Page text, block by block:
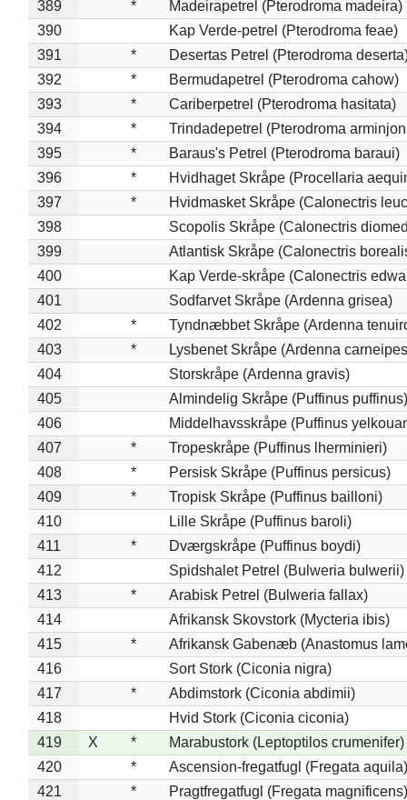
389
*
Madeirapetrel (Pterodroma madeira)
390
Kap Verde-petrel (Pterodroma feae)
391
*
Desertas Petrel (Pterodroma
392
*
Bermudapetrel (Pterodroma cahow)
393
*
Cariberpetrel (Pterodroma hasitata)
394
*
Trindadepetrel (Pterodroma
395
*
Baraus's Petrel (Pterodroma baraui)
396
*
Hvidhaget Skråpe (Procellaria
397
*
Hvidmasket Skråpe (Calonectris
398
Scopolis Skråpe (Calonectris
399
Atlantisk Skråpe (Calonectris
400
Kap Verde-skråpe (Calonectris
401
Sodfarvet Skråpe (Ardenna grisea)
402
*
Tyndnæbbet Skråpe (Ardenna
403
*
Lysbenet Skråpe (Ardenna
404
Storskråpe (Ardenna gravis)
405
Almindelig Skråpe (Puffinus puffinus)
406
Middelhavsskråpe (Puffinus
407
*
Tropeskråpe (Puffinus lherminieri)
408
*
Persisk Skråpe (Puffinus persicus)
409
*
Tropisk Skråpe (Puffinus bailloni)
410
Lille Skråpe (Puffinus baroli)
411
*
Dværgskråpe (Puffinus boydi)
412
Spidshalet Petrel (Bulweria bulwerii)
413
*
Arabisk Petrel (Bulweria fallax)
414
Afrikansk Skovstork (Mycteria ibis)
415
*
Afrikansk Gabenæb (Anastomus
416
Sort Stork (Ciconia nigra)
417
*
Abdimstork (Ciconia abdimii)
418
Hvid Stork (Ciconia ciconia)
419
X *
Marabustork (Leptoptilos crumenifer)
420
*
Ascension-fregatfugl (Fregata aquila)
421
*
Pragtfregatfugl (Fregata magnificens)